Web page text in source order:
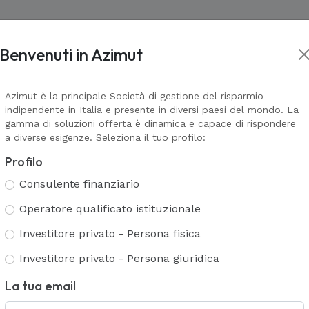
Asset management
AZ Galaxy & AZ Navigator
Azimut Life Collection
Azimut Universal
Wealth Management
Azimut Financial Insurance
Gestione patrimoniale
Consulenza evoluta
Corporate
di assicurazione
I
Benvenuti in Azimut
Azimut è la principale Società di gestione del risparmio
indipendente in Italia e presente in diversi paesi del mondo. La
gamma di soluzioni offerta è dinamica e capace di rispondere
a diverse esigenze. Seleziona il tuo profilo:
Profilo
Consulente finanziario
Operatore qualificato istituzionale
Investitore privato - Persona fisica
Investitore privato - Persona giuridica
La tua email